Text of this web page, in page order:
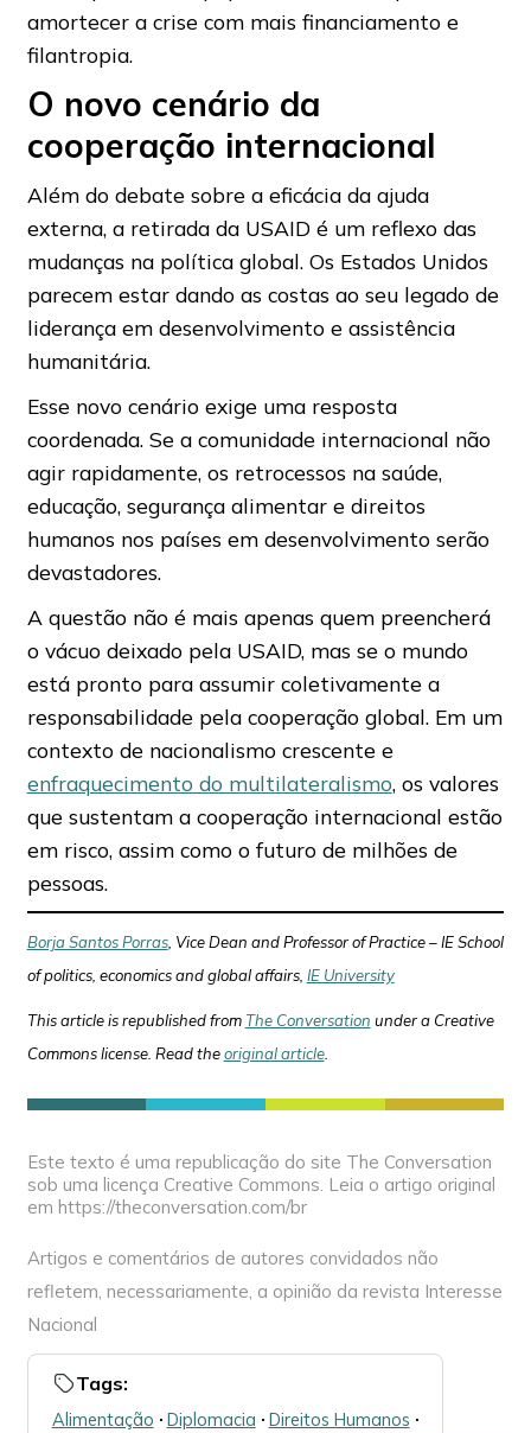
amortecer a crise com mais financiamento e
filantropia.
O novo cenário da
cooperação internacional
Além do debate sobre a eficácia da ajuda
externa, a retirada da USAID é um reflexo das
mudanças na política global. Os Estados Unidos
parecem estar dando as costas ao seu legado de
liderança em desenvolvimento e assistência
humanitária.
Esse novo cenário exige uma resposta
coordenada. Se a comunidade internacional não
agir rapidamente, os retrocessos na saúde,
educação, segurança alimentar e direitos
humanos nos países em desenvolvimento serão
devastadores.
A questão não é mais apenas quem preencherá
o vácuo deixado pela USAID, mas se o mundo
está pronto para assumir coletivamente a
responsabilidade pela cooperação global. Em um
contexto de nacionalismo crescente e
enfraquecimento do multilateralismo, os valores
que sustentam a cooperação internacional estão
em risco, assim como o futuro de milhões de
pessoas.
Borja Santos Porras, Vice Dean and Professor of Practice – IE School
of politics, economics and global affairs, IE University
This article is republished from The Conversation under a Creative
Commons license. Read theoriginal article.
Este texto é uma republicação do site The Conversation
sob uma licença Creative Commons. Leia o artigo original
em https://theconversation.com/br
Artigos e comentários de autores convidados não
refletem, necessariamente, a opinião da revista Interesse
Nacional
Tags:
Alimentação 🞌 Diplomacia 🞌 Direitos Humanos 🞌